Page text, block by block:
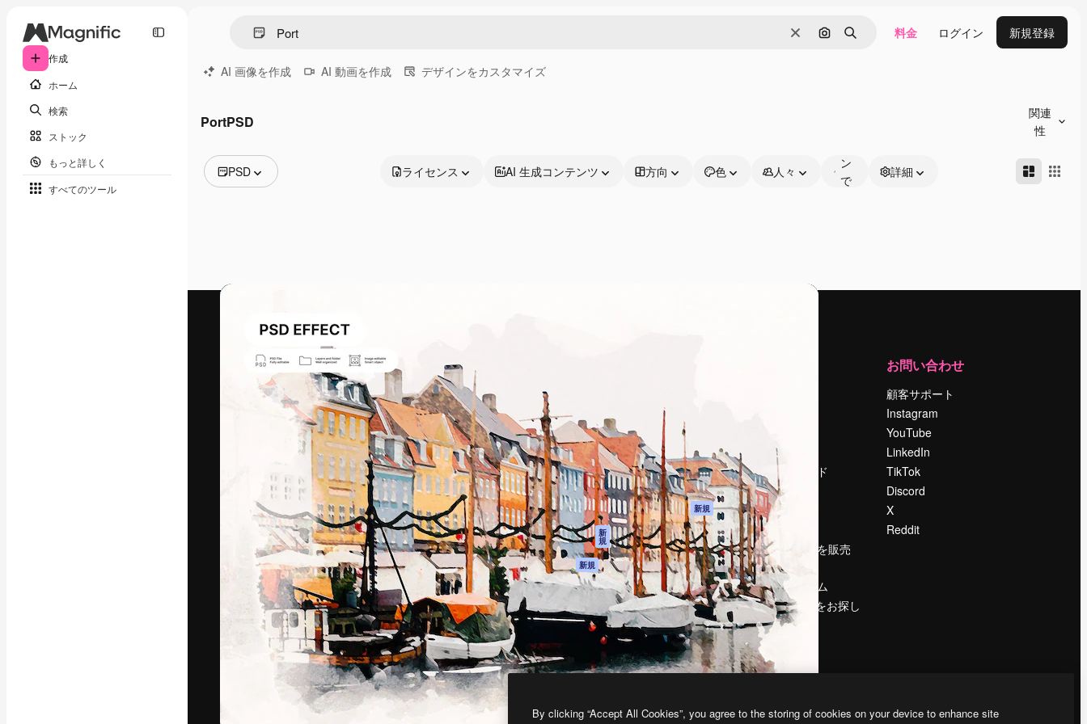
作成
ホーム
検索
ストック
もっと詳しく
すべてのツール
消去 画像で検索
検索 料金 ログイン 新規登録
AI 画像を作成 AI 動画を作成 デザインをカスタマイズ
PortPSD
関連
性
PSD
動画
動画テンプレート
3D モデル
ライセンス AI 生成コンテンツ 方向 色 人々
ン
で
詳細
最高のクリエイティブ制作を導くためのプラ
ットフォーム。クリエイター、企業、代理
店、スタジオを含む100万人以上が利用して
います。
日本語
Spaces
AI アシスタント
AI 画像生成ツール
AI 動画生成ツール
AI 音声合成ツール
ストックコンテン
ツ
Claude/ChatGPT
向けMCP
新
規
エージェント 新規
API
モバイルアプリ
すべてのMagnificツ
ール
ドキュメント
サポート
利用規約
プライバシーポリ
シー
オリジナル 新規
クッキーポリシー
トラストセンター
アフィリエイト
法人向け
採用情報
検索トレンド
ブログ
イベント
Slidesgo
コンテンツを販売
する
プレスルーム
magnific.aiをお探し
ですか？
お問い合わせ
顧客サポート
Instagram
YouTube
LinkedIn
TikTok
Discord
X
Reddit
Copyright © 2010- 2026Freepik Company S.L.U.無断複写・転載を禁じます
By clicking “Accept All Cookies”, you agree to the storing of cookies on your device to enhance site